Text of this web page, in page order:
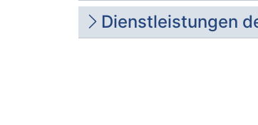
Dienstleistungen